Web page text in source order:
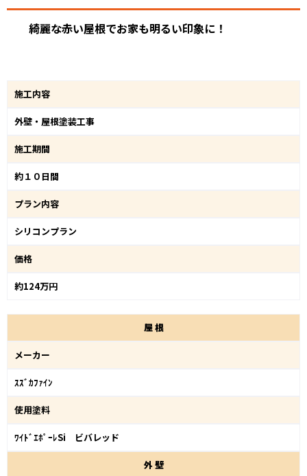
綺麗な赤い屋根でお家も明るい印象に！
施工内容
外壁・屋根塗装工事
施工期間
約１０日間
プラン内容
シリコンプラン
価格
約124万円
屋根
メーカー
ｽｽﾞｶﾌｧｲﾝ
使用塗料
ﾜｲﾄﾞｴﾎﾟｰﾚSi ビバレッド
外壁